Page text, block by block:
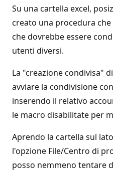
Su una cartella excel,
creato una procedura
che dovrebbe essere
utenti diversi.
La "creazione condivisa"
avviare la condivisione
inserendo il relativo
le macro disabilitate per
Aprendo la cartella sul
l'opzione File/Centro di
posso nemmeno tentare